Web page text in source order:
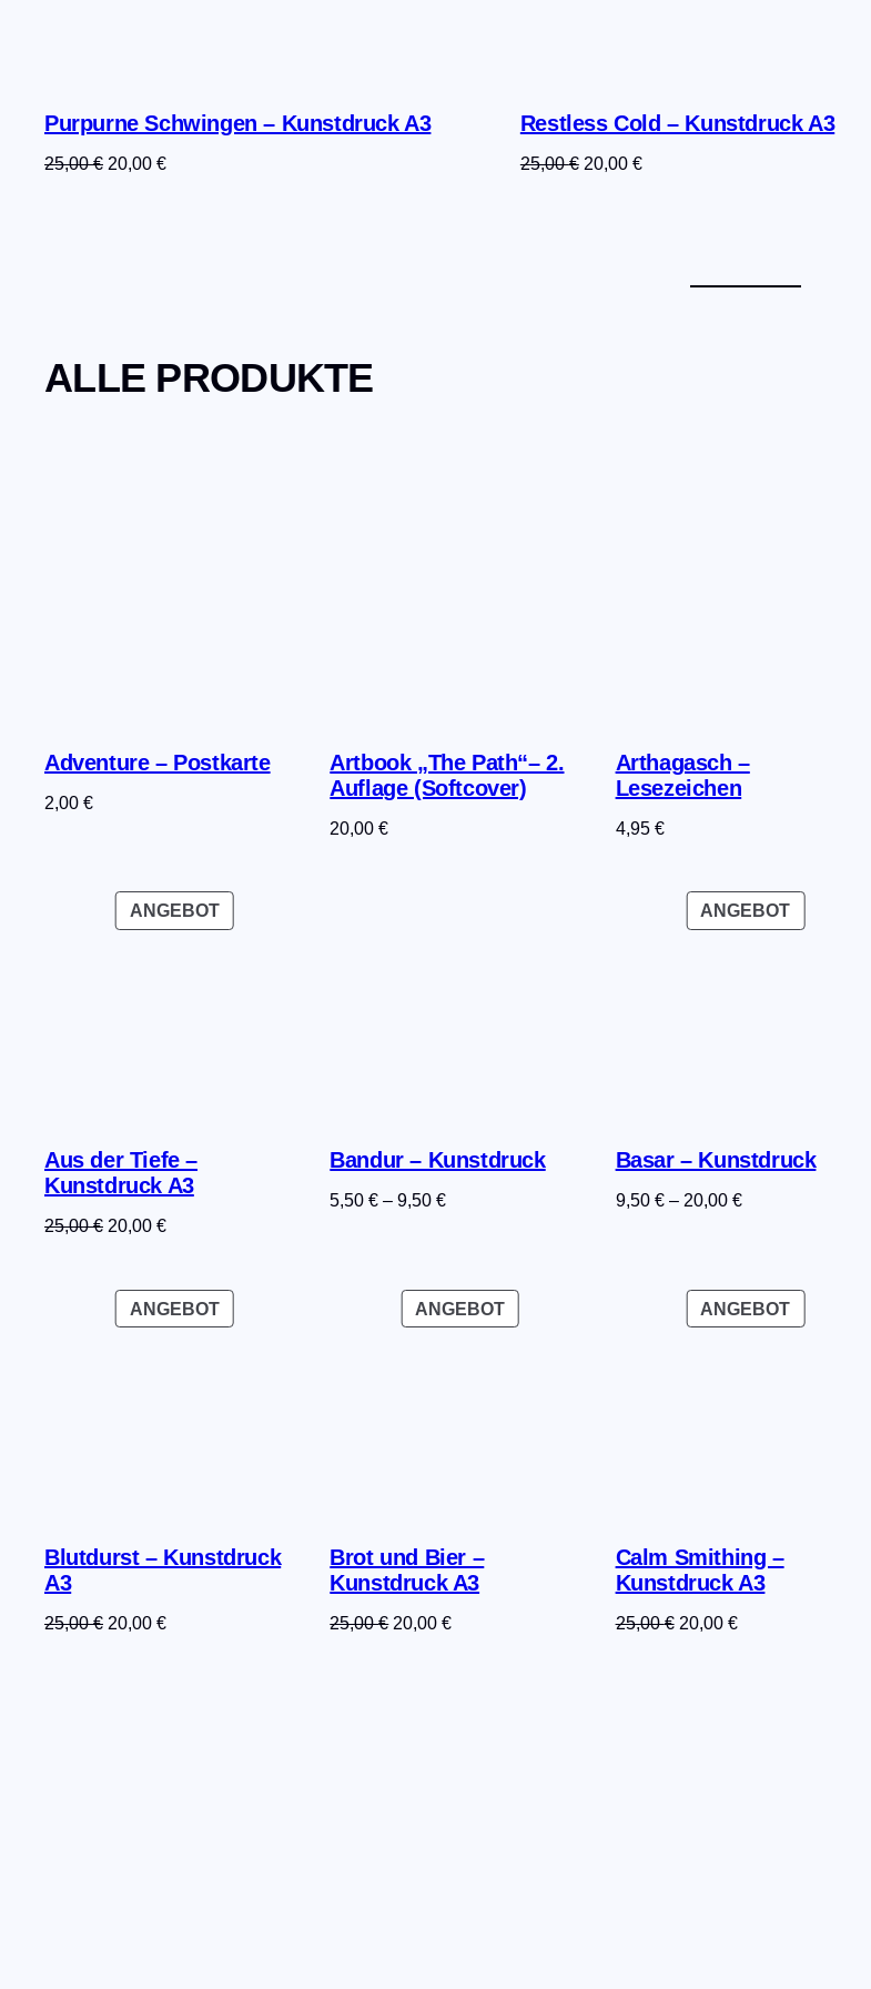
Purpurne Schwingen – Kunstdruck A3
25,00€ Ursprünglicher
20,00 €Aktueller
Restless Cold – Kunstdruck A3
25,00€ Ursprünglicher
20,00 €Aktueller
ALLE PRODUKTE
Adventure – Postkarte
2,00 €
Artbook „The Path“– 2.
Auflage (Softcover)
20,00€
Arthagasch –
Lesezeichen
4,95 €
ANGEBOTPRODUKT
Aus der Tiefe –
Kunstdruck A3
25,00€ Ursprünglicher
25,00 €
20,00 €Aktueller
20,00 €.
Bandur – Kunstdruck
5,50€ –9,50€
ANGEBOTPRODUKT
Basar – Kunstdruck
9,50 €– 20,00 €
ANGEBOTPRODUKT
Blutdurst – Kunstdruck
A3
25,00€ Ursprünglicher
20,00 €Aktueller
ANGEBOTPRODUKT
Brot und Bier –
Kunstdruck A3
25,00€ Ursprünglicher
20,00€Aktueller
ANGEBOTPRODUKT
Calm Smithing –
Kunstdruck A3
25,00€ Ursprünglicher
20,00 €Aktueller